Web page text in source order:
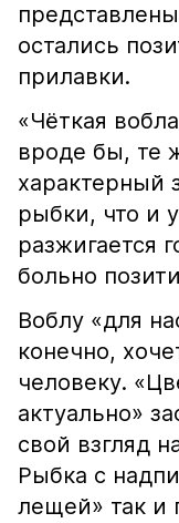
остались
прилавки.
«Чёткая
вроде бы, те
характерный
рыбки, что и
разжигается
больно
Воблу «для
конечно,
человеку.
актуально»
свой взгляд
Рыбка с
лещей» так и